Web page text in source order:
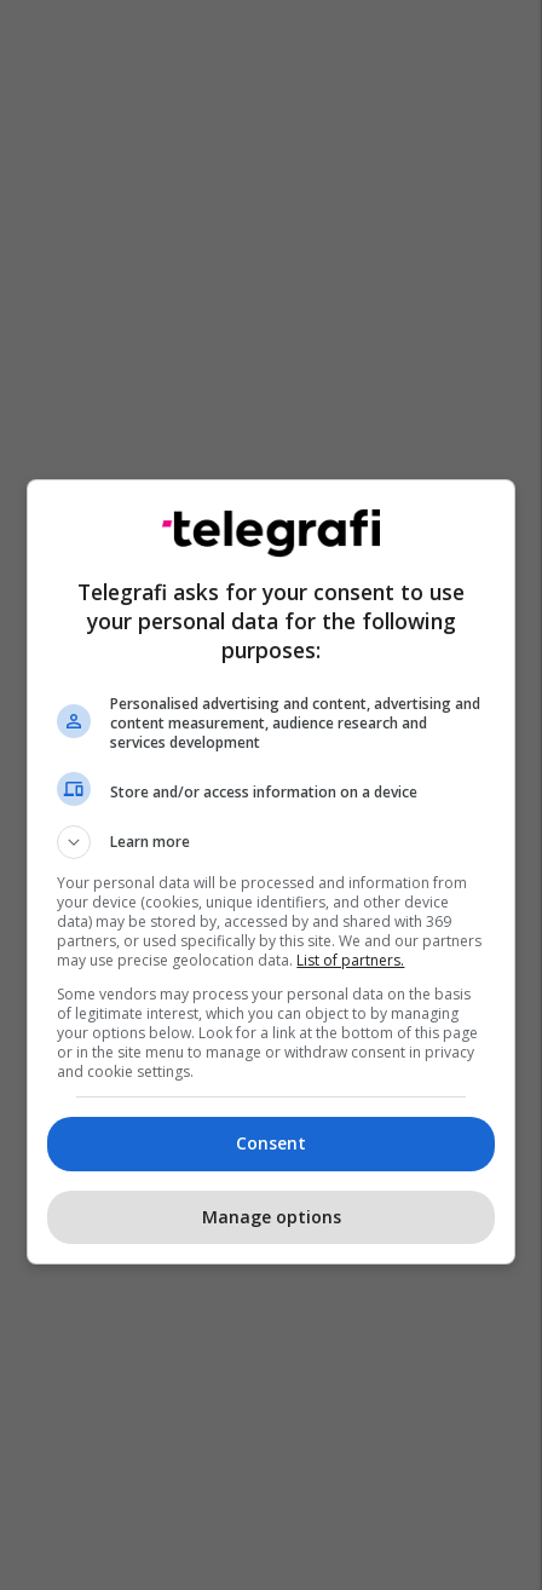
Telegrafi asks for your consent to use
your personal data for the following
purposes:
Personalised advertising and content, advertising and
content measurement, audience research and
services development
Store and/or access information on a device
Learn more
Your personal data will be processed and information from
your device (cookies, unique identifiers, and other device
data) may be stored by, accessed by and shared with 369
partners, or used specifically by this site. We and our partners
may use precise geolocation data. List of partners.
Some vendors may process your personal data on the basis
of legitimate interest, which you can object to by managing
your options below. Look for a link at the bottom of this page
or in the site menu to manage or withdraw consent in privacy
and cookie settings.
Consent
Manage options